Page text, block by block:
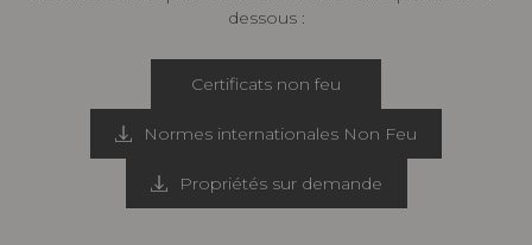
dessous :
Certificats non feu
Normes internationales Non Feu
Propriétés sur demande